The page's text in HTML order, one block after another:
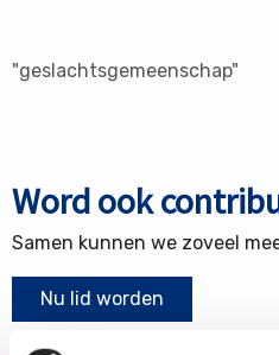
"geslachtsgemeenschap"
Word ook
Samen kunnen we zoveel
Nu lid worden